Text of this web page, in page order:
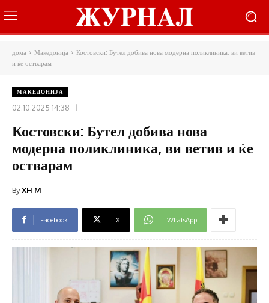
дома Македонија
Костовски: Бутел добива нова модерна поликлиника, ви ветив
и ќе остварам
МАКЕДОНИЈА
02.10.2025 14:38
Костовски: Бутел добива нова
модерна поликлиника, ви ветив и ќе
остварам
ByXH M
Facebook X WhatsApp